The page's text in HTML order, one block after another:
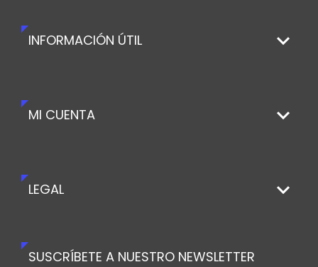
INFORMACIÓN ÚTIL
MI CUENTA
LEGAL
SUSCRÍBETE A NUESTRO NEWSLETTER